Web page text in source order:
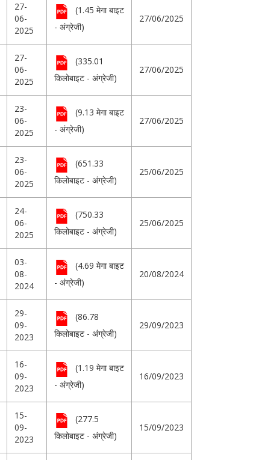
27-
06-
2025
(1.45 मेगा बाइट
- अंग्रेजी)
27/06/2025
27-
06-
2025
(335.01
किलोबाइट - अंग्रेजी)
27/06/2025
23-
06-
2025
(9.13 मेगा बाइट
- अंग्रेजी)
27/06/2025
23-
06-
2025
(651.33
किलोबाइट - अंग्रेजी)
25/06/2025
24-
06-
2025
(750.33
किलोबाइट - अंग्रेजी)
25/06/2025
03-
08-
2024
(4.69 मेगा बाइट
- अंग्रेजी)
20/08/2024
29-
09-
2023
(86.78
किलोबाइट - अंग्रेजी)
29/09/2023
16-
09-
2023
(1.19 मेगा बाइट
- अंग्रेजी)
16/09/2023
15-
09-
2023
(277.5
किलोबाइट - अंग्रेजी)
15/09/2023